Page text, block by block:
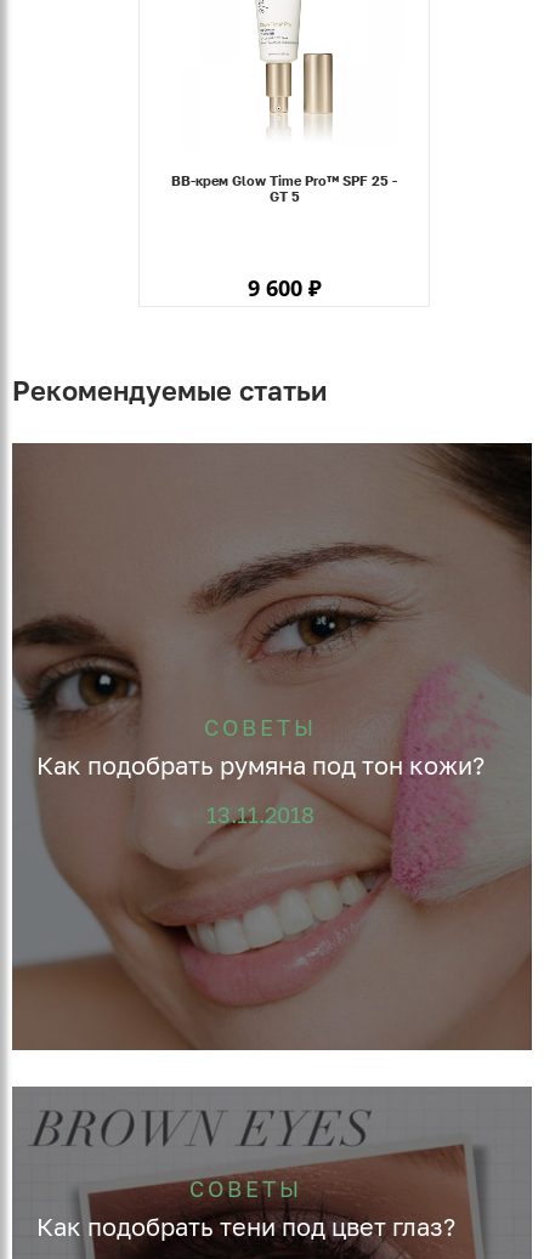
BB-крем Glow Time Pro™ SPF 25 -
GT 5
9 600 ₽
Рекомендуемые статьи
СОВЕТЫ
Как подобрать румяна под тон кожи?
13.11.2018
СОВЕТЫ
Как подобрать тени под цвет глаз?